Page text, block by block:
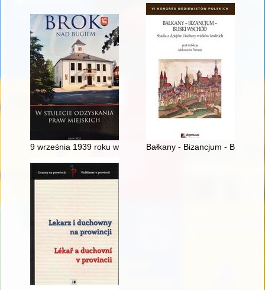
9 września 1939 roku w Broku Bałkany - Bizancjum - Bliski